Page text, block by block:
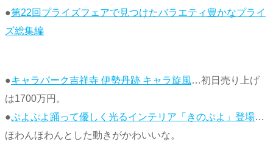
●第22回プライズフェアで見つけたバラエティ豊かなプライ
ズ総集編
●キャラパーク吉祥寺 伊勢丹跡 キャラ旋風…初日売り上げ
は1700万円。
●ぷよぷよ踊って優しく光るインテリア「きのぷよ」登場…
ほわんほわんとした動きがかわいいな。